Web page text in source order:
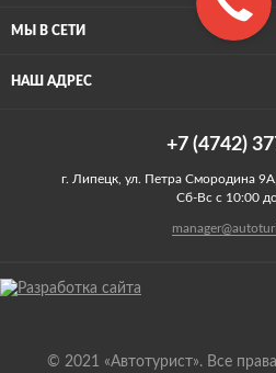
МЫ В СЕТИ
НАШ АДРЕС
+7 (4742)
г. Липецк, ул. Петра Смородина
Сб-Вс с 10:00
© 2021 «Автотурист». Все